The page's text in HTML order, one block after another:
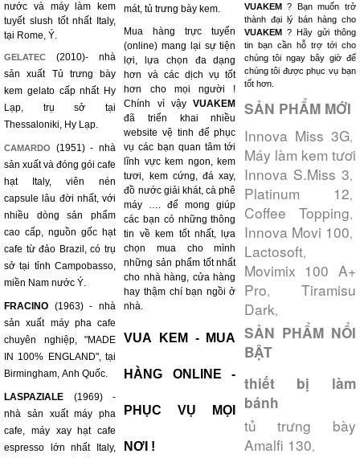
nước và máy làm kem
tuyết slush tốt nhất Italy,
tại Rome, Ý.
GELATEC (2010)- nhà
sản xuất Tủ trưng bày
kem gelato cấp nhất Hy
Lạp, trụ sở tại
Thessaloniki, Hy Lạp.
CAMARDO
(1951) - nhà
sản xuất và đóng gói cafe
hạt Italy, viên nén
capsule lâu đời nhất, với
nhiều dòng sản phẩm
cao cấp, nguồn gốc hạt
cafe từ đảo Brazil, có trụ
sở tại tỉnh Campobasso,
miền Nam nước Ý.
FRACINO (1963) - nhà
sản xuất máy pha cafe
chuyên nghiệp, "MADE
IN 100% ENGLAND", tại
Birmingham, Anh Quốc.
LASPAZIALE (1969) -
nhà sản xuất máy pha
cafe, máy xay hạt cafe
espresso lớn nhất Italy,
mát, tủ trưng bày kem.
Mua hàng trực tuyến
(online) mang lại sự tiện
lợi, lựa chọn đa dạng
hơn và các dịch vụ tốt
hơn cho mọi người !
Chính vì vậyVUAKEM
đã triển khai nhiều
website vệ tinh để phục
vụ các bạn quan tâm tới
lĩnh vực kem ngon, kem
tươi, kem cứng, đá xay,
đồ nước giải khát, cà phê
máy …. để mong giúp
các bạn có những thông
tin về kem tốt nhất, lựa
chọn mua cho mình
những sản phẩm tốt nhất
cho nhà hàng, cửa hàng
hay thậm chí bạn ngồi ở
nhà.
VUA KEM - MUA
HÀNG ONLINE -
PHỤC VỤ MỌI
NƠI !
VUAKEM? Bạn muốn trở
thành đại lý bán hàng cho
VUAKEM? Hãy gửi thông
tin bạn cần hỗ trợ tới cho
chúng tôi ngay bây giờ để
chúng tôi được phục vụ bạn
tốt hơn.
SẢN PHẨM MỚI
Innova Miss 3G,
Máy làm kem tươi
Innova S.Miss 3,
Platinum 12,
Coffee Topping,
Innova Movi 100,
Lactosoft,
Movimix 100 A+
Pro, Tiramisu
Dark,
SẢN PHẨM NỔI
BẬT
thiết bị làm
bánh
tủ trưng bày
Amalfi 130,